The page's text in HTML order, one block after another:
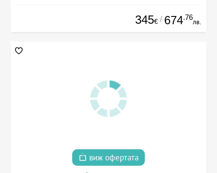
345€ / 674.76
лв.
виж офертата